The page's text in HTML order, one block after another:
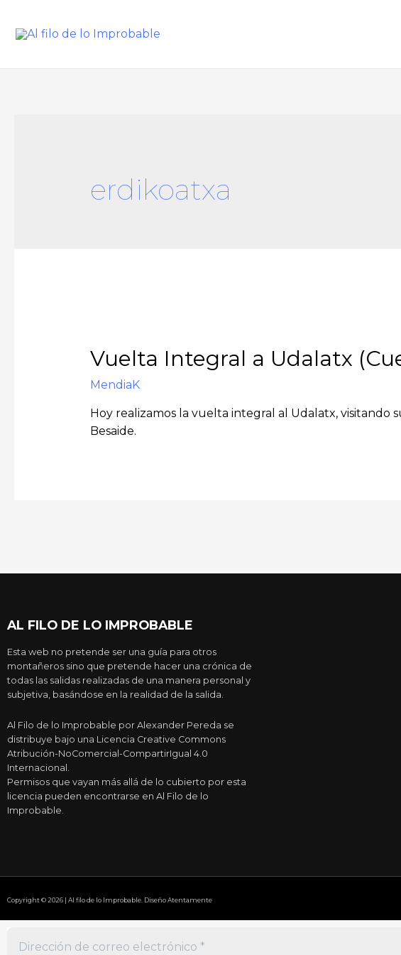
erdikoatxa
Vuelta Integral a Udalatx
MendiaK
Hoy realizamos la vuelta integral al Udalatx, visitando
Besaide.
AL FILO DE LO IMPROBABLE
Esta web no pretende ser una guía para otros
montañeros sino que pretende hacer una crónica de
todas las salidas realizadas de una manera personal y
subjetiva, basándose en la realidad de la salida.
Al Filo de lo Improbable por Alexander Pereda se
distribuye bajo una Licencia Creative Commons
Atribución-NoComercial-CompartirIgual 4.0
Internacional.
Permisos que vayan más allá de lo cubierto por esta
licencia pueden encontrarse en Al Filo de lo
Improbable.
Copyright © 2026 | Al filo de lo Improbable. Diseño Atentamente